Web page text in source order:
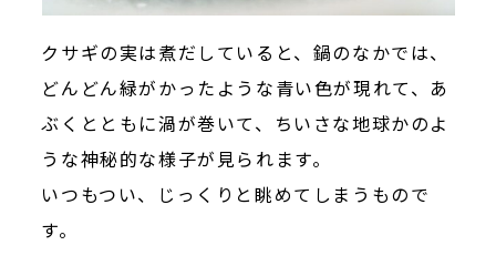
クサギの実は煮だしていると、鍋のなかでは、
どんどん緑がかったような青い色が現れて、あ
ぶくとともに渦が巻いて、ちいさな地球かのよ
うな神秘的な様子が見られます。
いつもつい、じっくりと眺めてしまうもので
す。